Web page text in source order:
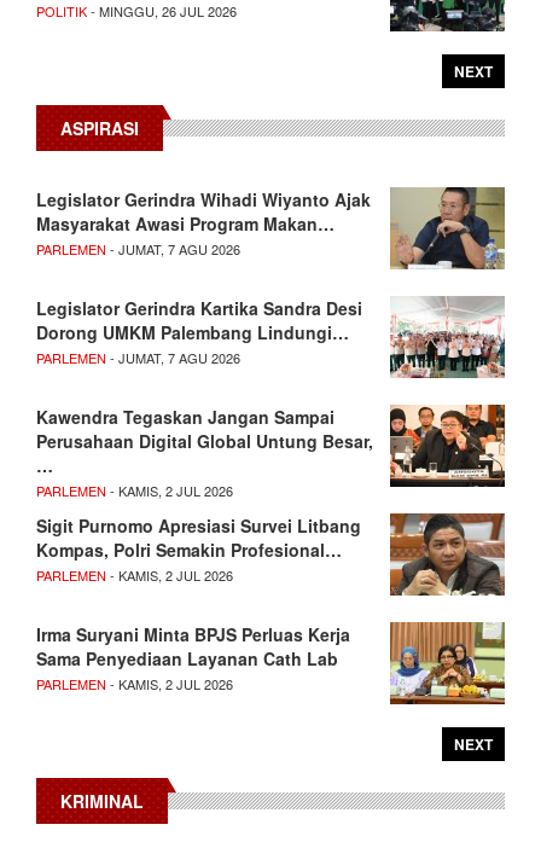
POLITIK- MINGGU, 26 JUL 2026
NEXT
ASPIRASI
Legislator Gerindra Wihadi Wiyanto Ajak
Masyarakat Awasi Program Makan…
PARLEMEN - JUMAT, 7 AGU 2026
Legislator Gerindra Kartika Sandra Desi
Dorong UMKM Palembang Lindungi…
PARLEMEN - JUMAT, 7 AGU 2026
Kawendra Tegaskan Jangan Sampai
Perusahaan Digital Global Untung Besar,
…
PARLEMEN - KAMIS, 2 JUL 2026
Sigit Purnomo Apresiasi Survei Litbang
Kompas, Polri Semakin Profesional…
PARLEMEN - KAMIS, 2 JUL 2026
Irma Suryani Minta BPJS Perluas Kerja
Sama Penyediaan Layanan Cath Lab
PARLEMEN - KAMIS, 2 JUL 2026
NEXT
KRIMINAL